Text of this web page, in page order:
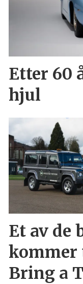
Etter 60
hjul
Et av de
kommer
Bring a